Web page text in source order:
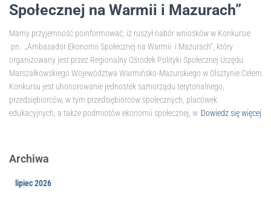
Społecznej na Warmii i Mazurach”
Mamy przyjemność poinformować, iż ruszył nabór wniosków w Konkursie
pn. „Ambasador Ekonomii Społecznej na Warmii i Mazurach”, który
organizowany jest przez Regionalny Ośrodek Polityki Społecznej Urzędu
Marszałkowskiego Województwa Warmińsko-Mazurskiego w Olsztynie.Celem
Konkursu jest uhonorowanie jednostek samorządu terytorialnego,
przedsiębiorców, w tym przedsiębiorców społecznych, placówek
edukacyjnych, a także podmiotów ekonomii społecznej, w Dowiedz się więcej
Archiwa
lipiec 2026